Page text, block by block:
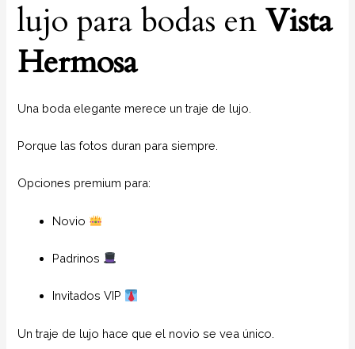
lujo para bodas enVista
Hermosa
Una boda elegante merece un traje de lujo.
Porque las fotos duran para siempre.
Opciones premium para:
Novio
Padrinos
Invitados VIP
Un traje de lujo hace que el novio se vea único.